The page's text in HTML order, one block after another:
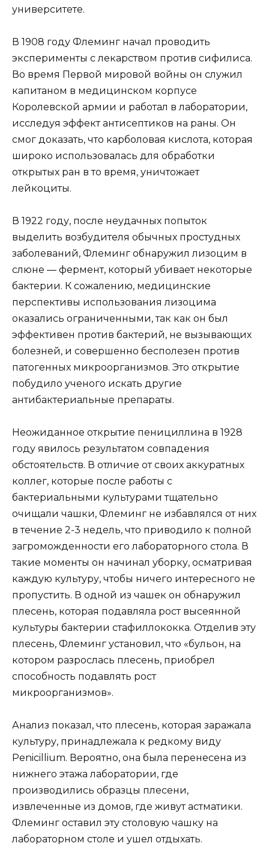
университете.
В 1908 году Флеминг начал проводить
эксперименты с лекарством против сифилиса.
Во время Первой мировой войны он служил
капитаном в медицинском корпусе
Королевской армии и работал в лаборатории,
исследуя эффект антисептиков на раны. Он
смог доказать, что карболовая кислота, которая
широко использовалась для обработки
открытых ран в то время, уничтожает
лейкоциты.
В 1922 году, после неудачных попыток
выделить возбудителя обычных простудных
заболеваний, Флеминг обнаружил лизоцим в
слюне — фермент, который убивает некоторые
бактерии. К сожалению, медицинские
перспективы использования лизоцима
оказались ограниченными, так как он был
эффективен против бактерий, не вызывающих
болезней, и совершенно бесполезен против
патогенных микроорганизмов. Это открытие
побудило ученого искать другие
антибактериальные препараты.
Неожиданное открытие пенициллина в 1928
году явилось результатом совпадения
обстоятельств. В отличие от своих аккуратных
коллег, которые после работы с
бактериальными культурами тщательно
очищали чашки, Флеминг не избавлялся от них
в течение 2-3 недель, что приводило к полной
загроможденности его лабораторного стола. В
такие моменты он начинал уборку, осматривая
каждую культуру, чтобы ничего интересного не
пропустить. В одной из чашек он обнаружил
плесень, которая подавляла рост высеянной
культуры бактерии стафиллококкa. Отделив эту
плесень, Флеминг установил, что «бульон, на
котором разрослась плесень, приобрел
способность подавлять рост
микроорганизмов».
Анализ показал, что плесень, которая заражала
культуру, принадлежала к редкому виду
Penicillium. Вероятно, она была перенесена из
нижнего этажа лаборатории, где
производились образцы плесени,
извлеченные из домов, где живут астматики.
Флеминг оставил эту столовую чашку на
лабораторном столе и ушел отдыхать.